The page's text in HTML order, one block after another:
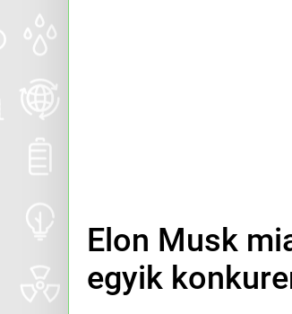
Elon Musk
egyik